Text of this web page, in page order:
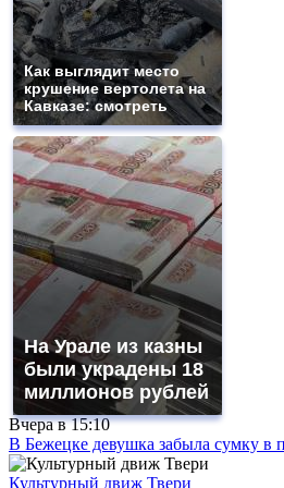
Как выглядит место
крушение вертолета на
Кавказе: смотреть
На Урале из казны
были украдены 18
миллионов рублей
Вчера в15:10
В Бежецке девушка забыла сумку в
Культурный движ Твери